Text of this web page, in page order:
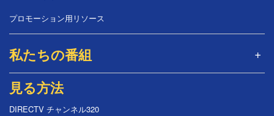
プロモーション用リソース
私たちの番組
見る方法
DIRECTV チャンネル320